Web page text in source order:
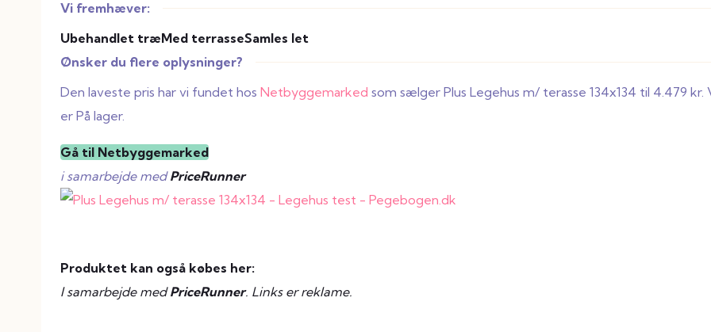
Vi fremhæver:
Ubehandlet træMed terrasseSamles let
Ønsker du flere oplysninger?
Den laveste pris har vi fundet hos Netbyggemarked som sælger Plus Legehus m/ terasse 134x134 til 4.479 kr.
er På lager.
Gå til Netbyggemarked
i samarbejde medPriceRunner
Produktet kan også købes her:
I samarbejde medPriceRunner. Links er reklame.